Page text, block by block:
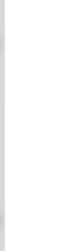
do ulubionych
do ulubionych